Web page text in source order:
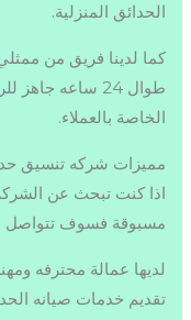
الحدائق المنزلية.
كما لدينا فريق من
طوال 24 ساعه
الخاصة بالعملاء.
مميزات شركه تنسيق
اذا كنت تبحث عن
مسبوقة فسوف تتواصل
لديها عمالة محترفه
تقديم خدمات صيانه